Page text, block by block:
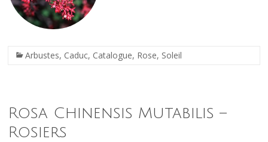
Arbustes, Caduc, Catalogue, Rose, Soleil
Rosa Chinensis Mutabilis –
Rosiers